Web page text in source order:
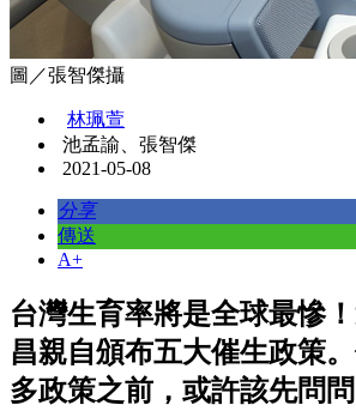
圖／張智傑攝
林珮萱
池孟諭、張智傑
2021-05-08
分享
傳送
A+
台灣生育率將是全球最慘
昌親自頒布五大催生政策
多政策之前，或許該先問